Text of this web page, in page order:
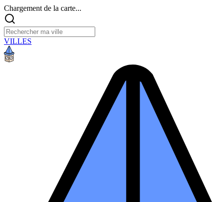
Chargement de la carte...
VILLES